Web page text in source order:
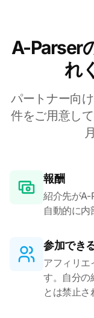
A-Parser
れ
パートナー向
件をご用意し
報酬
紹介先がA-
自動的に内
参加でき
アフィリエ
す。自分の
とは禁止さ